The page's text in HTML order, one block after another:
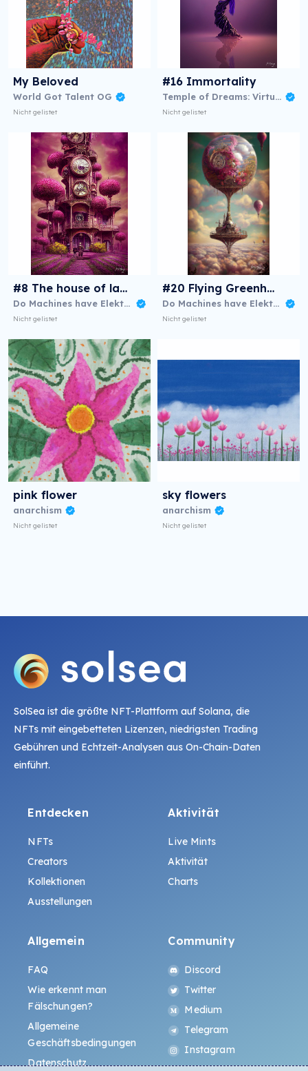
My Beloved
World Got Talent OG
Nicht gelistet
#16 Immortality
Temple of Dreams: Virtual NFT Exhibition
Nicht gelistet
#8 The house of lavender clocks
Do Machines have Elektric dreams
Nicht gelistet
#20 Flying Greenhouse
Do Machines have Elektric dreams
Nicht gelistet
pink flower
anarchism
Nicht gelistet
sky flowers
anarchism
Nicht gelistet
SolSea ist die größte NFT-Plattform auf Solana, die
NFTs mit eingebetteten Lizenzen, niedrigsten Trading
Gebühren und Echtzeit-Analysen aus On-Chain-Daten
einführt.
Entdecken
NFTs
Creators
Kollektionen
Ausstellungen
Aktivität
Live Mints
Aktivität
Charts
Allgemein
FAQ
Wie erkennt man
Fälschungen?
Allgemeine
Geschäftsbedingungen
Datenschutz
Community
Discord
Twitter
Medium
Telegram
Instagram